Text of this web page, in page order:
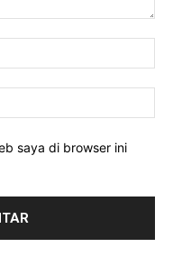
saya di browser ini